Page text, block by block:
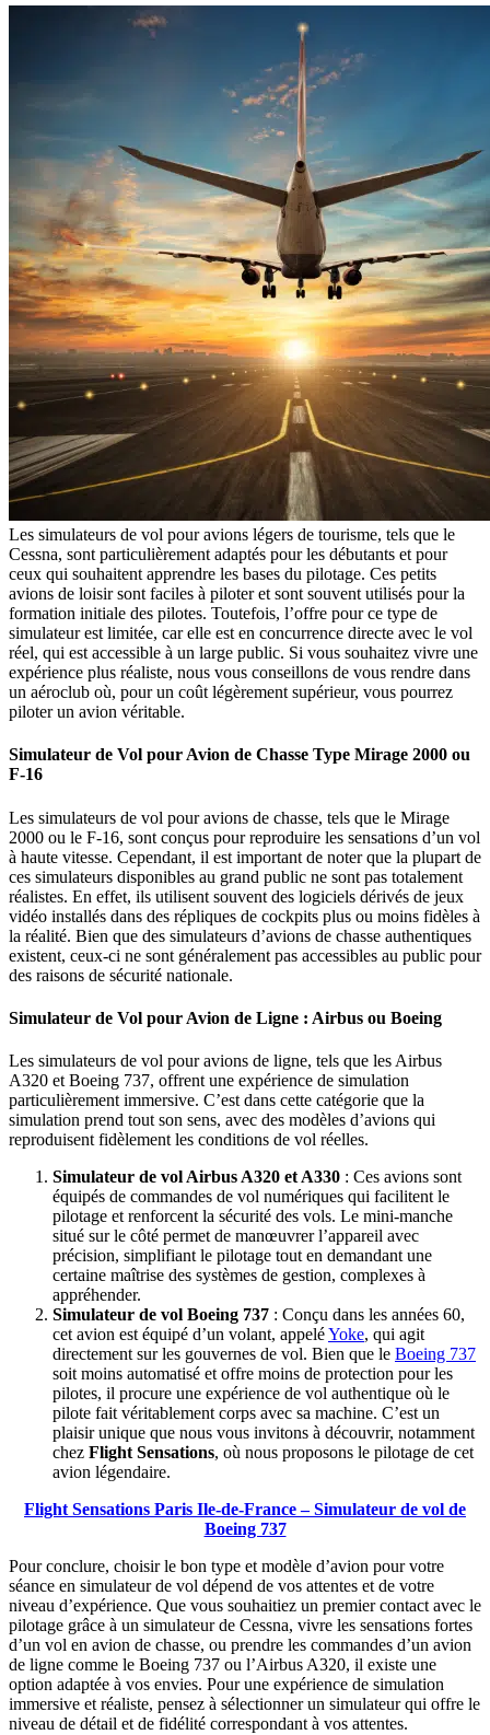
Les simulateurs de vol pour avions légers de tourisme, tels que le
Cessna, sont particulièrement adaptés pour les débutants et pour
ceux qui souhaitent apprendre les bases du pilotage. Ces petits
avions de loisir sont faciles à piloter et sont souvent utilisés pour la
formation initiale des pilotes. Toutefois, l’offre pour ce type de
simulateur est limitée, car elle est en concurrence directe avec le vol
réel, qui est accessible à un large public. Si vous souhaitez vivre une
expérience plus réaliste, nous vous conseillons de vous rendre dans
un aéroclub où, pour un coût légèrement supérieur, vous pourrez
piloter un avion véritable.
Simulateur de Vol pour Avion de Chasse Type Mirage 2000 ou
F-16
Les simulateurs de vol pour avions de chasse, tels que le Mirage
2000 ou le F-16, sont conçus pour reproduire les sensations d’un vol
à haute vitesse. Cependant, il est important de noter que la plupart de
ces simulateurs disponibles au grand public ne sont pas totalement
réalistes. En effet, ils utilisent souvent des logiciels dérivés de jeux
vidéo installés dans des répliques de cockpits plus ou moins fidèles à
la réalité. Bien que des simulateurs d’avions de chasse authentiques
existent, ceux-ci ne sont généralement pas accessibles au public pour
des raisons de sécurité nationale.
Simulateur de Vol pour Avion de Ligne : Airbus ou Boeing
Les simulateurs de vol pour avions de ligne, tels que les Airbus
A320 et Boeing 737, offrent une expérience de simulation
particulièrement immersive. C’est dans cette catégorie que la
simulation prend tout son sens, avec des modèles d’avions qui
reproduisent fidèlement les conditions de vol réelles.
Simulateur de vol Airbus A320 et A330 : Ces avions sont
équipés de commandes de vol numériques qui facilitent le
pilotage et renforcent la sécurité des vols. Le mini-manche
situé sur le côté permet de manœuvrer l’appareil avec
précision, simplifiant le pilotage tout en demandant une
certaine maîtrise des systèmes de gestion, complexes à
appréhender.
Simulateur de vol Boeing 737 : Conçu dans les années 60,
cet avion est équipé d’un volant, appeléYoke, qui agit
directement sur les gouvernes de vol. Bien que le Boeing 737
soit moins automatisé et offre moins de protection pour les
pilotes, il procure une expérience de vol authentique où le
pilote fait véritablement corps avec sa machine. C’est un
plaisir unique que nous vous invitons à découvrir, notamment
chez Flight Sensations, où nous proposons le pilotage de cet
avion légendaire.
Flight Sensations Paris Ile-de-France – Simulateur de vol de
Boeing 737
Pour conclure, choisir le bon type et modèle d’avion pour votre
séance en simulateur de vol dépend de vos attentes et de votre
niveau d’expérience. Que vous souhaitiez un premier contact avec le
pilotage grâce à un simulateur de Cessna, vivre les sensations fortes
d’un vol en avion de chasse, ou prendre les commandes d’un avion
de ligne comme le Boeing 737 ou l’Airbus A320, il existe une
option adaptée à vos envies. Pour une expérience de simulation
immersive et réaliste, pensez à sélectionner un simulateur qui offre le
niveau de détail et de fidélité correspondant à vos attentes.